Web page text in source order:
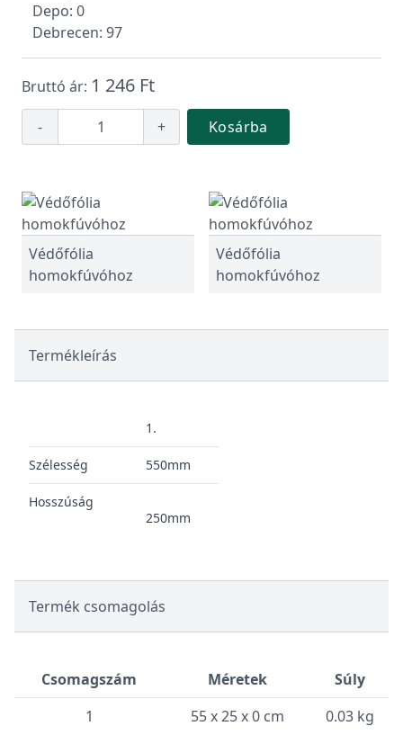
Depo: 0
Debrecen: 97
Bruttó ár: 1 246 Ft
- + Kosárba
Védőfólia
homokfúvóhoz
Védőfólia
homokfúvóhoz
Termékleírás
1.
Szélesség 550mm
Hosszúság
250mm
Termék csomagolás
Csomagszám Méretek
Súly
1
55 x 25 x 0 cm 0.03 kg